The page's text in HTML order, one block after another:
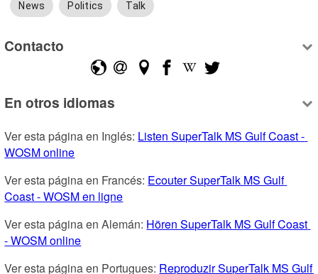
News Politics Talk
Contacto
En otros idiomas
Ver esta página en Inglés: Listen SuperTalk MS Gulf Coast -
WOSM online
Ver esta página en Francés: Ecouter SuperTalk MS Gulf
Coast - WOSM en ligne
Ver esta página en Alemán: Hören SuperTalk MS Gulf Coast
- WOSM online
Ver esta página en Portugues: Reproduzir SuperTalk MS Gulf